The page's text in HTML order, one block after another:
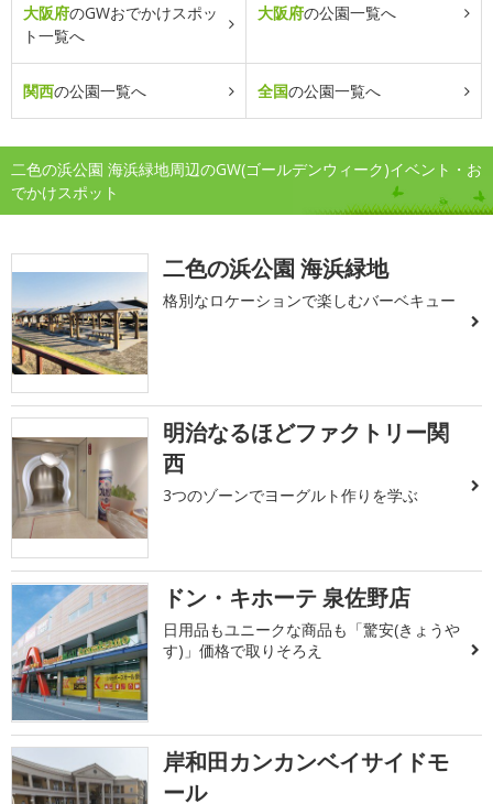
大阪府のGWおでかけスポッ
ト一覧へ
大阪府の公園一覧へ
関西の公園一覧へ 全国の公園一覧へ
二色の浜公園 海浜緑地周辺のGW(ゴールデンウィーク)イベント・お
でかけスポット
二色の浜公園 海浜緑地
格別なロケーションで楽しむバーベキュー
明治なるほどファクトリー関
西
3つのゾーンでヨーグルト作りを学ぶ
ドン・キホーテ 泉佐野店
日用品もユニークな商品も「驚安(きょうや
す)」価格で取りそろえ
岸和田カンカンベイサイドモ
ール